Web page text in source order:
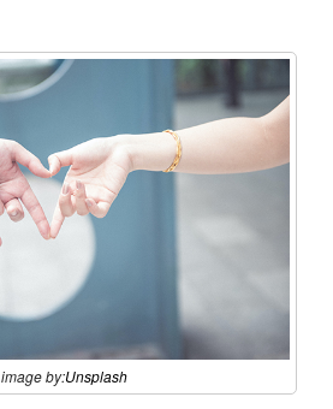
image by:Unsplash